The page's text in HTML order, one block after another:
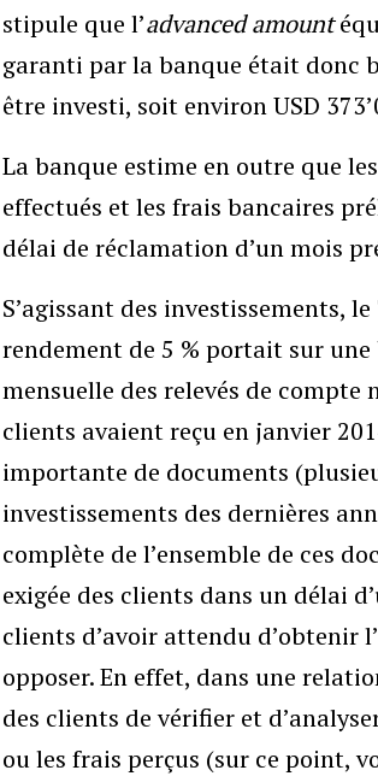
stipule que l’advanced amount
garanti par la banque était donc
être investi, soit environ USD
La banque estime en outre que
effectués et les frais bancaires
délai de réclamation d’un mois
S’agissant des investissements,
rendement de 5 % portait sur
mensuelle des relevés de compte
clients avaient reçu en janvier
importante de documents
investissements des dernières
complète de l’ensemble de ces
exigée des clients dans un délai
clients d’avoir attendu d’obtenir
opposer. En effet, dans une
des clients de vérifier et
ou les frais perçus (sur ce point,